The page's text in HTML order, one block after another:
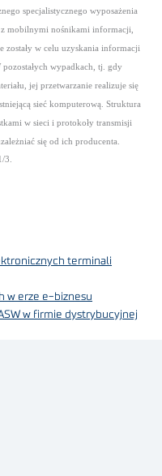
specjalistycznego wyposażenia
mobilnymi nośnikami informacji,
zostały w celu uzyskania informacji
pozostałych wypadkach, tj. gdy
jej przetwarzanie realizuje się
sieć komputerową. Struktura
w sieci i protokoły transmisji
się od ich producenta.
3.
terminali
w erze e-biznesu
w firmie dystrybucyjnej